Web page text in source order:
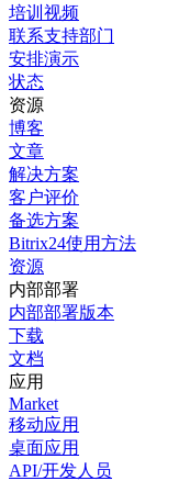
培训视频
联系支持部门
安排演示
状态
资源
博客
文章
解决方案
客户评价
备选方案
Bitrix24使用方法
资源
内部部署
内部部署版本
下载
文档
应用
Market
移动应用
桌面应用
API/开发人员